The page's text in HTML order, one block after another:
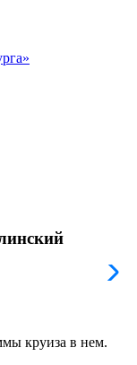
круиза в нем.